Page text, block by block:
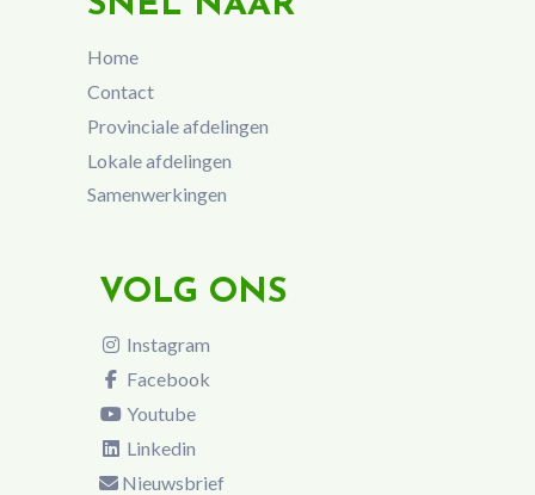
Home
Contact
Provinciale afdelingen
Lokale afdelingen
Samenwerkingen
VOLG ONS
Instagram
Facebook
Youtube
Linkedin
Nieuwsbrief